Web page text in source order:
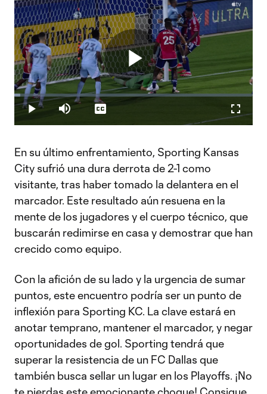
Play
Video
Play Mute
Loaded:
2.57%
Captions
En su último enfrentamiento, Sporting Kansas
City sufrió una dura derrota de 2-1 como
visitante, tras haber tomado la delantera en el
marcador. Este resultado aún resuena en la
mente de los jugadores y el cuerpo técnico, que
buscarán redimirse en casa y demostrar que han
crecido como equipo.
Con la afición de su lado y la urgencia de sumar
puntos, este encuentro podría ser un punto de
inflexión para Sporting KC. La clave estará en
anotar temprano, mantener el marcador, y negar
oportunidades de gol. Sporting tendrá que
superar la resistencia de un FC Dallas que
también busca sellar un lugar en los Playoffs. ¡No